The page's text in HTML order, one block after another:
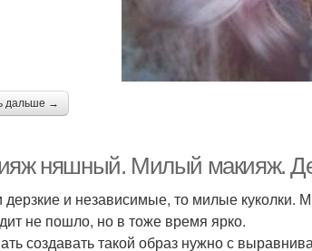
дальше →
няшный. Милый макияж.
дерзкие и независимые, то милые
не пошло, но в тоже время ярко.
создавать такой образ нужно с